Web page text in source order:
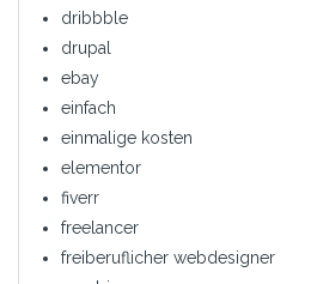
dribbble
drupal
ebay
einfach
einmalige kosten
elementor
fiverr
freelancer
freiberuflicher webdesigner